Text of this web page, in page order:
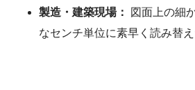
製造・建築現場：
図面上の細
なセンチ単位に素早く読み替え